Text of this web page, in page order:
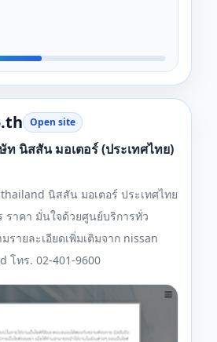
Open site
นิสสัน มอเตอร์ (ประเทศไทย)
นิสสัน มอเตอร์ ประเทศไทย
ราคา มั่นใจด้วยศูนย์บริการทั่ว
รายละเอียดเพิ่มเติมจาก nissan
โทร. 02-401-9600